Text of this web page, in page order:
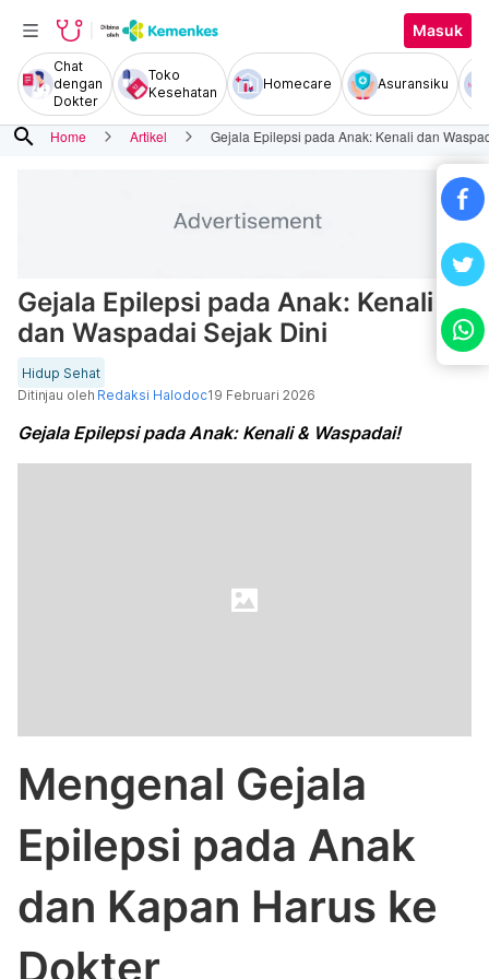
Masuk
Chat
dengan
Dokter
Toko
Kesehatan
Homecare Asuransiku
search Home Artikel Gejala Epilepsi pada Anak: Kenali dan
Gejala Epilepsi pada Anak: Kenali
dan Waspadai Sejak Dini
Hidup Sehat
Ditinjau oleh Redaksi Halodoc19 Februari 2026
Gejala Epilepsi pada Anak: Kenali & Waspadai!
Mengenal Gejala
Epilepsi pada Anak
dan Kapan Harus ke
Dokter